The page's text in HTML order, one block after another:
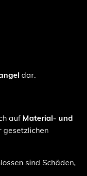
dar.
auf Material- und
gesetzlichen
sind Schäden,